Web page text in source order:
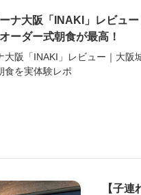
ナ大阪「INAKI」レビュ
ーダー式朝食が最高！
大阪「INAKI」レビュー｜大阪
食を実体験レポ
【子